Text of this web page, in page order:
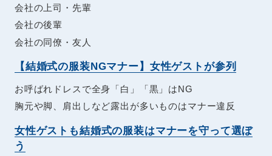
会社の上司・先輩
会社の後輩
会社の同僚・友人
【結婚式の服装NGマナー】女性ゲストが参列
お呼ばれドレスで全身「白」「黒」はNG
胸元や脚、肩出しなど露出が多いものはマナー違反
女性ゲストも結婚式の服装はマナーを守って選ぼ
う